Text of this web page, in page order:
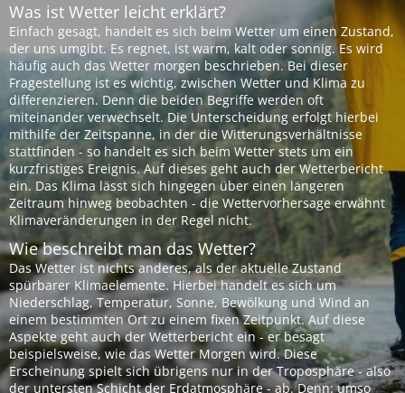
Was ist Wetter leicht erklärt?
Einfach gesagt, handelt es sich beim Wetter um einen Zustand,
der uns umgibt. Es regnet, ist warm, kalt oder sonnig. Es wird
häufig auch das Wetter morgen beschrieben. Bei dieser
Fragestellung ist es wichtig, zwischen Wetter und Klima zu
differenzieren. Denn die beiden Begriffe werden oft
miteinander verwechselt. Die Unterscheidung erfolgt hierbei
mithilfe der Zeitspanne, in der die Witterungsverhältnisse
stattfinden - so handelt es sich beim Wetter stets um ein
kurzfristiges Ereignis. Auf dieses geht auch der Wetterbericht
ein. Das Klima lässt sich hingegen über einen längeren
Zeitraum hinweg beobachten - die Wettervorhersage erwähnt
Klimaveränderungen in der Regel nicht.
Wie beschreibt man das Wetter?
Das Wetter ist nichts anderes, als der aktuelle Zustand
spürbarer Klimaelemente. Hierbei handelt es sich um
Niederschlag, Temperatur, Sonne, Bewölkung und Wind an
einem bestimmten Ort zu einem fixen Zeitpunkt. Auf diese
Aspekte geht auch der Wetterbericht ein - er besagt
beispielsweise, wie das Wetter Morgen wird. Diese
Erscheinung spielt sich übrigens nur in der Troposphäre - also
der untersten Schicht der Erdatmosphäre - ab. Denn: umso